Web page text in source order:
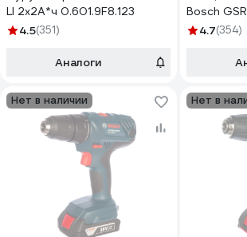
LI 2х2А*ч 0.601.9F8.123
4.5(351)
Аналоги
Bosch
4.7(354)
Нет в наличии Нет в